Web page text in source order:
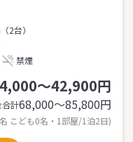
2台）
禁煙
～42,900円
合計68,000〜85,800円
こども0名・1部屋/1泊2日)